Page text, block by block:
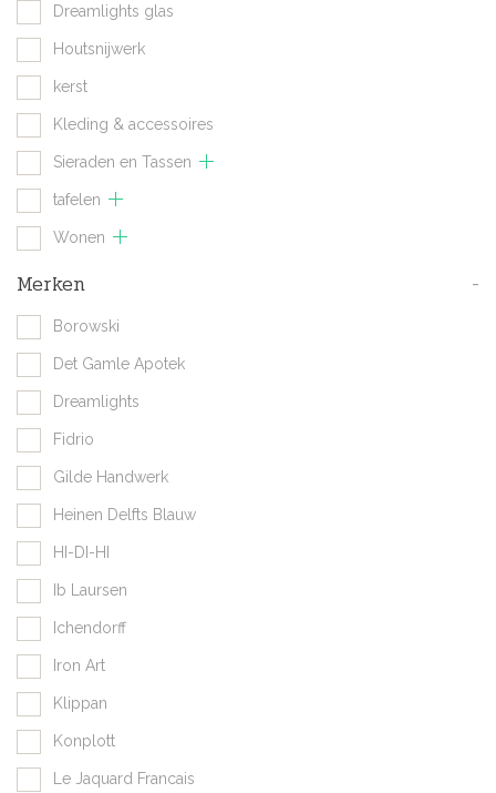
Dreamlights glas
Houtsnijwerk
kerst
Kleding & accessoires
Sieraden en Tassen
tafelen
Wonen
Merken -
Borowski
Det Gamle Apotek
Dreamlights
Fidrio
Gilde Handwerk
Heinen Delfts Blauw
HI-DI-HI
Ib Laursen
Ichendorff
Iron Art
Klippan
Konplott
Le Jaquard Francais